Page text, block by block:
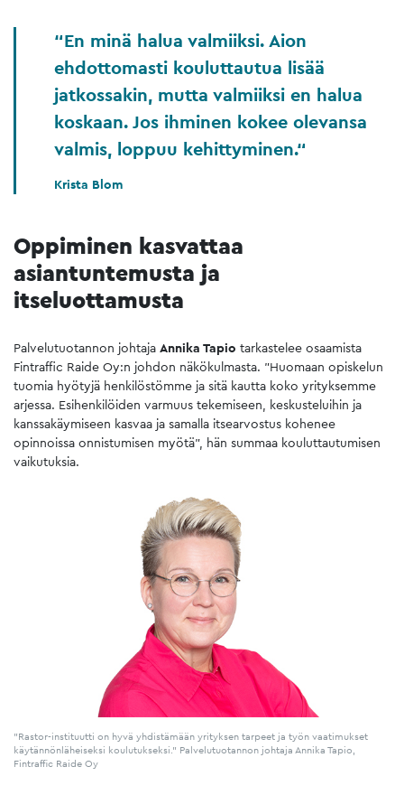
En minä halua valmiiksi. Aion
ehdottomasti kouluttautua lisää
jatkossakin, mutta valmiiksi en halua
koskaan. Jos ihminen kokee olevansa
valmis, loppuu kehittyminen.
Krista Blom
Oppiminen kasvattaa
asiantuntemusta ja
itseluottamusta
Palvelutuotannon johtaja Annika Tapio tarkastelee osaamista
Fintraffic Raide Oy:n johdon näkökulmasta. ”Huomaan opiskelun
tuomia hyötyjä henkilöstömme ja sitä kautta koko yrityksemme
arjessa. Esihenkilöiden varmuus tekemiseen, keskusteluihin ja
kanssakäymiseen kasvaa ja samalla itsearvostus kohenee
opinnoissa onnistumisen myötä", hän summaa kouluttautumisen
vaikutuksia.
"Rastor-instituutti on hyvä yhdistämään yrityksen tarpeet ja työn vaatimukset
käytännönläheiseksi koulutukseksi." Palvelutuotannon johtaja Annika Tapio,
Fintraffic Raide Oy